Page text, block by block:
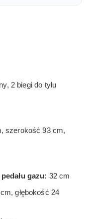
2 biegi do tyłu
szerokość 93 cm,
gazu: 32 cm
głębokość 24